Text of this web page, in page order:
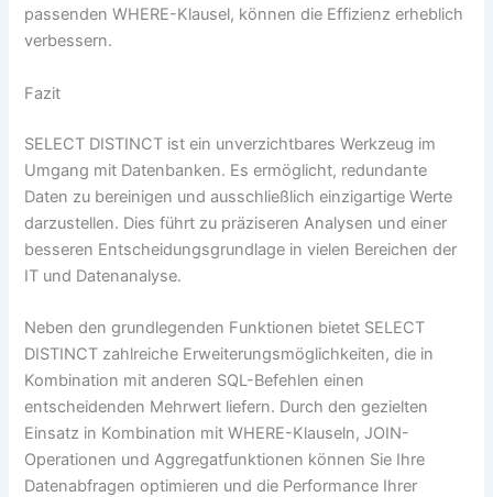
passenden WHERE-Klausel, können die Effizienz erheblich
verbessern.
Fazit
SELECT DISTINCT ist ein unverzichtbares Werkzeug im
Umgang mit Datenbanken. Es ermöglicht, redundante
Daten zu bereinigen und ausschließlich einzigartige Werte
darzustellen. Dies führt zu präziseren Analysen und einer
besseren Entscheidungsgrundlage in vielen Bereichen der
IT und Datenanalyse.
Neben den grundlegenden Funktionen bietet SELECT
DISTINCT zahlreiche Erweiterungsmöglichkeiten, die in
Kombination mit anderen SQL-Befehlen einen
entscheidenden Mehrwert liefern. Durch den gezielten
Einsatz in Kombination mit WHERE-Klauseln, JOIN-
Operationen und Aggregatfunktionen können Sie Ihre
Datenabfragen optimieren und die Performance Ihrer